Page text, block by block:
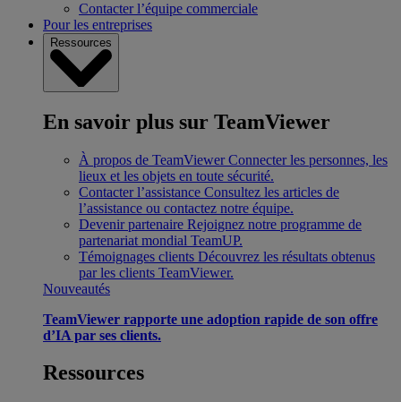
Contacter l’équipe commerciale
Pour les entreprises
Ressources
En savoir plus sur TeamViewer
À propos de TeamViewer Connecter les personnes, les
lieux et les objets en toute sécurité.
Contacter l’assistance Consultez les articles de
l’assistance ou contactez notre équipe.
Devenir partenaire Rejoignez notre programme de
partenariat mondial TeamUP.
Témoignages clients Découvrez les résultats obtenus
par les clients TeamViewer.
Nouveautés
TeamViewer rapporte une adoption rapide de son offre
d’IA par ses clients.
Ressources